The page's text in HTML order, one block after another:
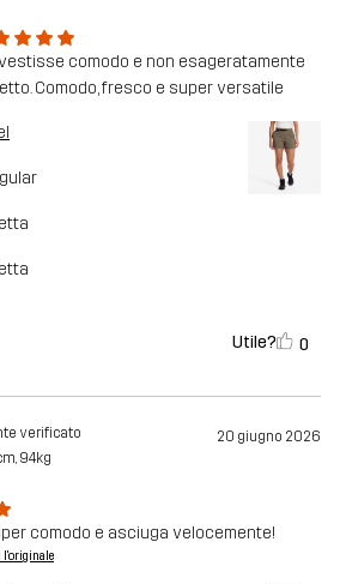
comodo e non esageratamente
Comodo, fresco e super versatile
Utile? 0
verificato 20 giugno 2026
94kg
comodo e asciuga velocemente!
l'originale